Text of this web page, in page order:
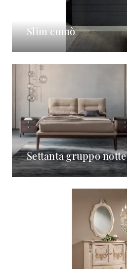
Slim comò
Settanta gruppo notte